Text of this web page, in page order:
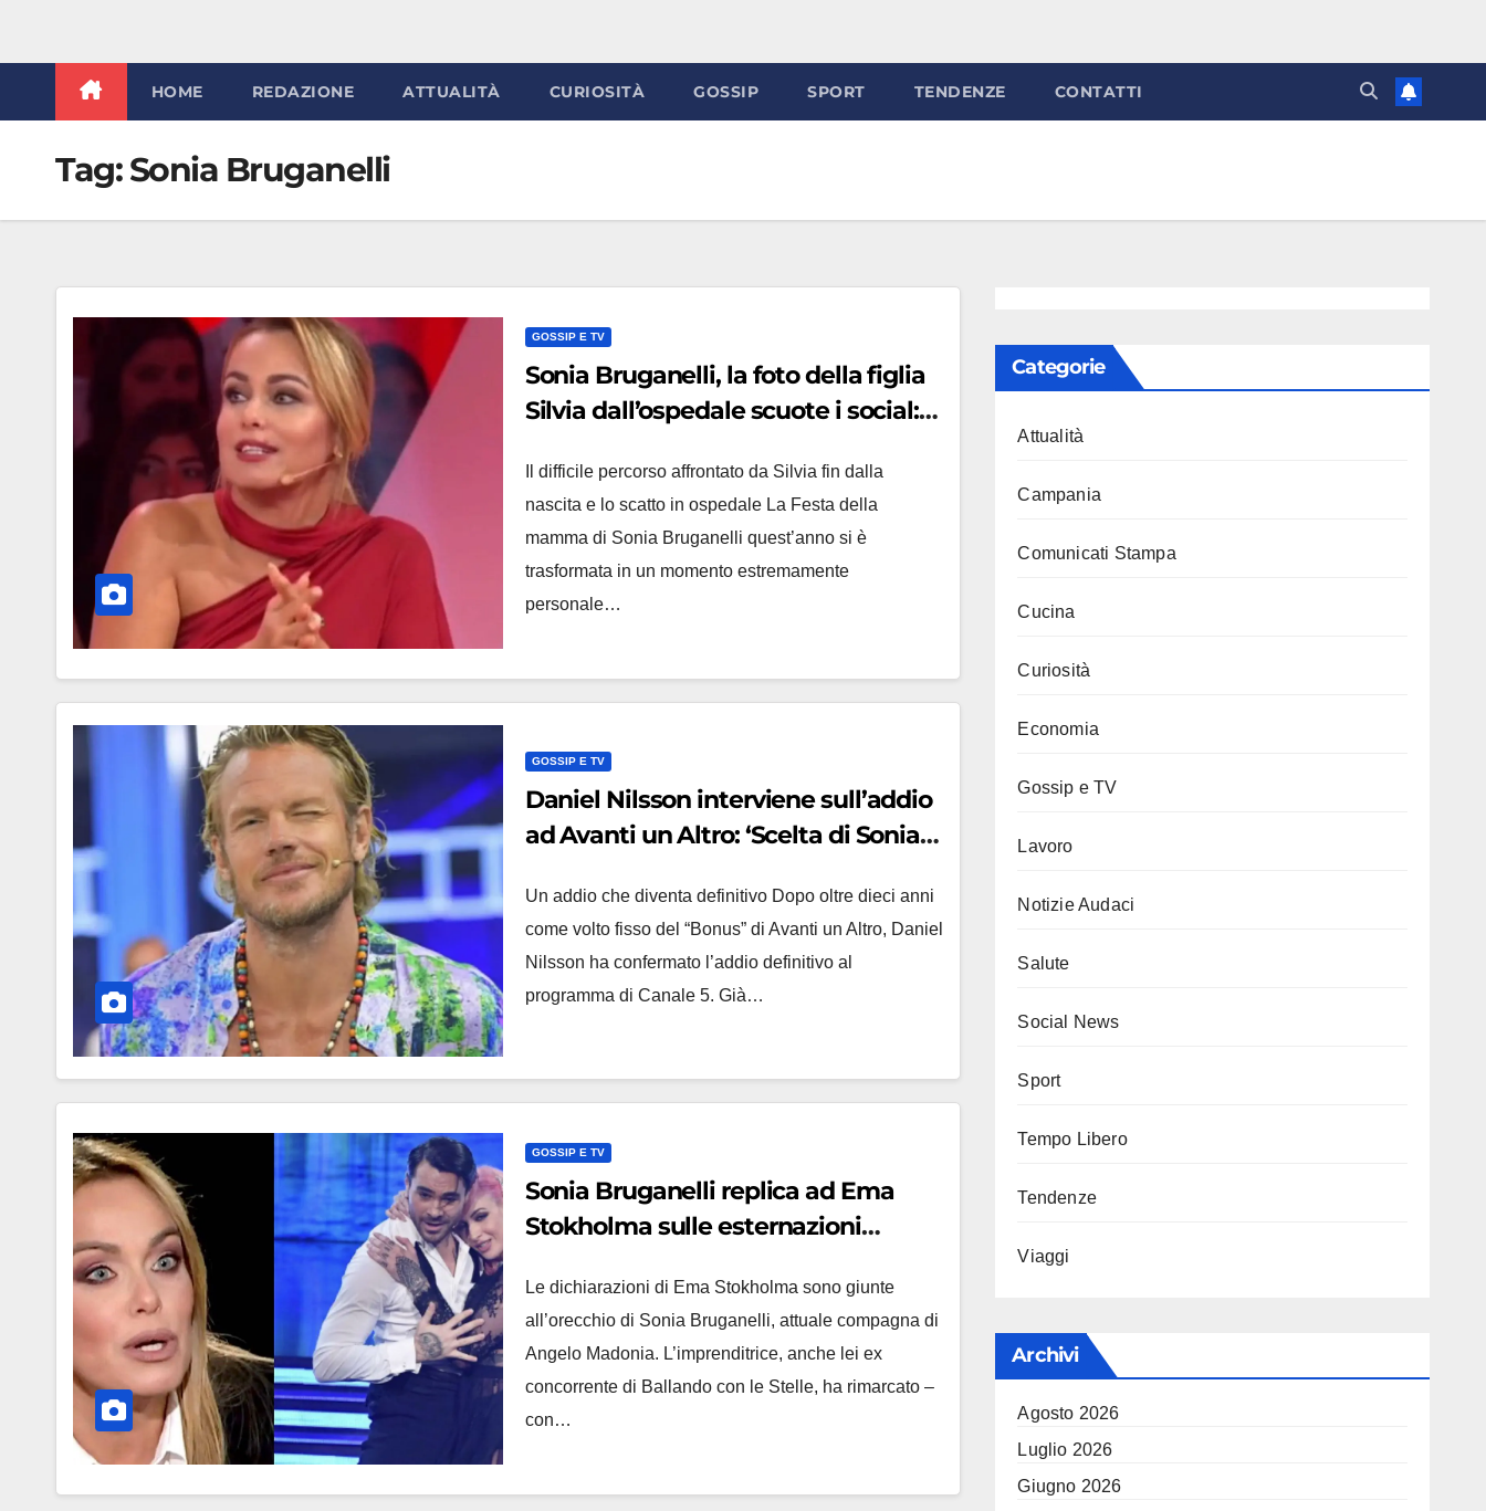
HOME REDAZIONE ATTUALITÀ CURIOSITÀ GOSSIP SPORT TENDENZE CONTATTI
Tag:Sonia Bruganelli
GOSSIP E TV
Sonia Bruganelli, la foto della figlia
Silvia dall’ospedale scuote i social:
Il difficile percorso affrontato da Silvia fin dalla
nascita e lo scatto in ospedale La Festa della
mamma di Sonia Bruganelli quest’anno si è
trasformata in un momento estremamente
personale…
GOSSIP E TV
Daniel Nilsson interviene sull’addio
ad Avanti un Altro: ‘Scelta di Sonia
Un addio che diventa definitivo Dopo oltre dieci anni
come volto fisso del “Bonus” di Avanti un Altro, Daniel
Nilsson ha confermato l’addio definitivo al
programma di Canale 5. Già…
GOSSIP E TV
Sonia Bruganelli replica ad Ema
Stokholma sulle esternazioni
Verità
Le dichiarazioni di Ema Stokholma sono giunte
all’orecchio di Sonia Bruganelli, attuale compagna di
Angelo Madonia. L’imprenditrice, anche lei ex
concorrente di Ballando con le Stelle, ha rimarcato –
con…
Categorie
Attualità
Campania
Comunicati Stampa
Cucina
Curiosità
Economia
Gossip e TV
Lavoro
Notizie Audaci
Salute
Social News
Sport
Tempo Libero
Tendenze
Viaggi
Archivi
Agosto 2026
Luglio 2026
Giugno 2026